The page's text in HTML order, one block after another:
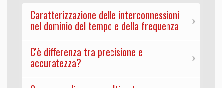
Caratterizzazione delle interconnessioni
nel dominio del tempo e della frequenza
C'è differenza tra precisione e
accuratezza?